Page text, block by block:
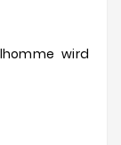
wird